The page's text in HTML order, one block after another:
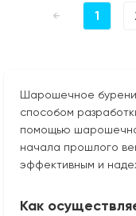
← 1
Шарошечное
способом
помощью
начала прошлого
эффективным и
Как